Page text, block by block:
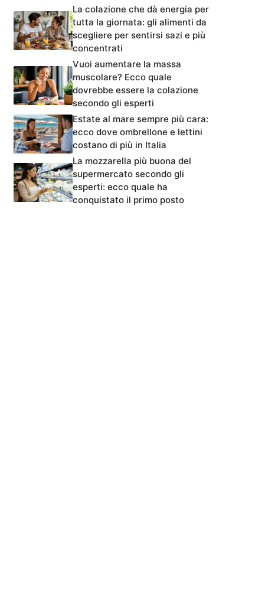
La colazione che dà energia per
tutta la giornata: gli alimenti da
scegliere per sentirsi sazi e più
concentrati
Vuoi aumentare la massa
muscolare? Ecco quale
dovrebbe essere la colazione
secondo gli esperti
Estate al mare sempre più cara:
ecco dove ombrellone e lettini
costano di più in Italia
La mozzarella più buona del
supermercato secondo gli
esperti: ecco quale ha
conquistato il primo posto